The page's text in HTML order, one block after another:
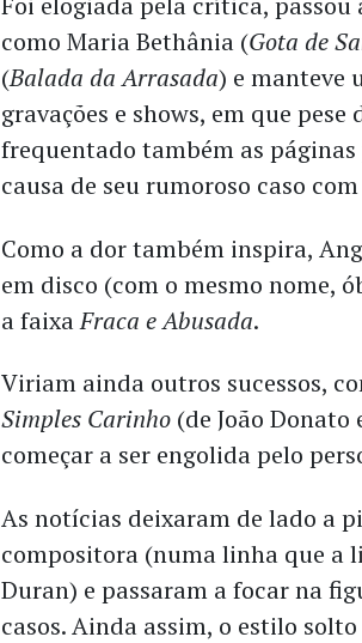
como Maria Bethânia (Gota de
(Balada da Arrasada) e manteve
gravações e shows, em que
frequentado também as
causa de seu rumoroso caso
Como a dor também inspira,
em disco (com o mesmo nome,
a faixaFraca e Abusada.
Viriam ainda outros sucessos,
Simples Carinho (de João
começar a ser engolida pelo
As notícias deixaram de lado a
compositora (numa linha que a
Duran) e passaram a focar na
casos. Ainda assim, o estilo